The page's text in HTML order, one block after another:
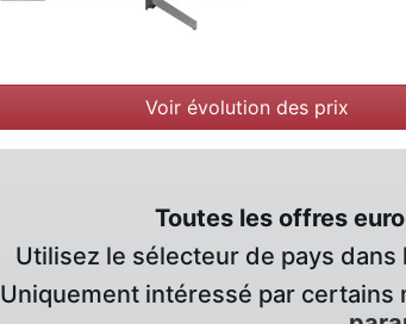
Voir évolution des prix
Toutes les offres
Utilisez le sélecteur de pays
Uniquement intéressé par certains